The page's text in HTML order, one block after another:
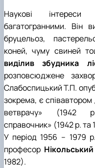
Наукові
багатогранними. Він
бруцельоз,
коней, чуму свиней
виділив збудника
розповсюджене
Слабоспицький Т.П.
зокрема, є
ветврачу» (1942
справочник» (1942 р. та
У період 1956 – 1979
професор
1982).